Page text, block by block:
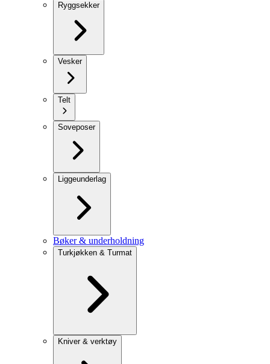
Ryggsekker
Vesker
Telt
Soveposer
Liggeunderlag
Bøker & underholdning
Turkjøkken & Turmat
Kniver & verktøy